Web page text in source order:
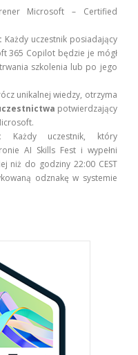
Microsoft – Certified
Każdy uczestnik posiadający
365 Copilot będzie je mógł
szkolenia lub po jego
unikalnej wiedzy, otrzyma
potwierdzający
Każdy uczestnik, który
AI Skills Fest i wypełni
niż do godziny 22:00 CEST
odznakę w systemie